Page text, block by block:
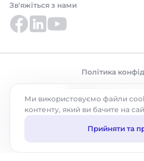
Зв'яжіться з нами
Політика
Ми використовуємо файли
контенту, який ви бачите на
Прийняти та